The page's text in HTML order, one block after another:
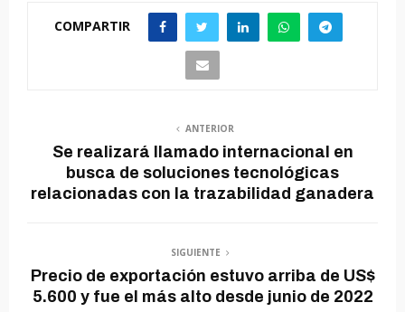
COMPARTIR
ANTERIOR
Se realizará llamado internacional en
busca de soluciones tecnológicas
relacionadas con la trazabilidad ganadera
SIGUIENTE
Precio de exportación estuvo arriba de US$
5.600 y fue el más alto desde junio de 2022